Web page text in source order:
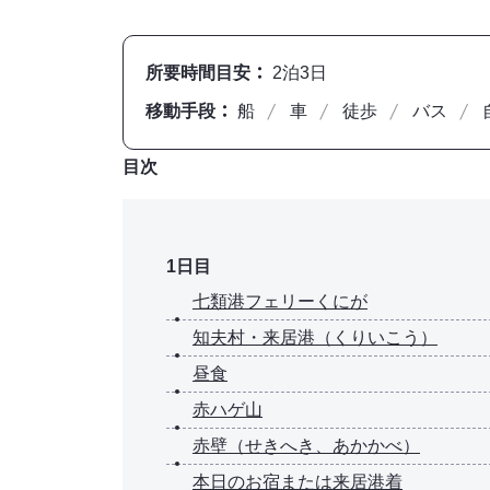
所要時間目安 2泊3日
移動手段 船 車 徒歩 バス
目次
1日目
七類港フェリーくにが
知夫村・来居港（くりいこう）
昼食
赤ハゲ山
赤壁（せきへき、あかかべ）
本日のお宿または来居港着